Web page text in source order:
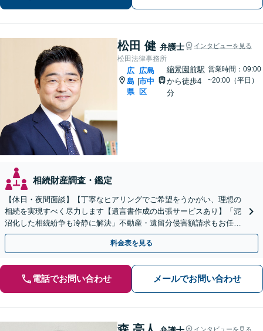
松田 健 弁護士 インタビューを見る
松田法律事務所
広
島
県
|
広島
市中
区
縮景園前駅
から徒歩4
分
営業時間：09:00
~20:00（平日）
相続財産調査・鑑定
【休日・夜間面談】【丁寧なヒアリングでご希望をうかがい、理想の
相続を実現すべく尽力します【遺言書作成の出張サービスあり】「泥
沼化した相続紛争も冷静に解決」不動産・遺留分侵害額請求もお任せ
【縮景園前駅４分】
料金表を見る
電話でお問い合わせ メールでお問い合わせ
インタビューを見る